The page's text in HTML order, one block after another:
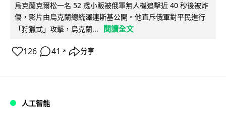
烏克蘭克爾松一名 52 歲小販被俄軍無人機追擊近 40 秒後被炸
傷，影片由烏克蘭總統澤連斯基公開。他直斥俄軍對平民進行
「狩獵式」攻擊，烏克蘭...
閱讀全文
126 41 ↗ 分享
人工智能